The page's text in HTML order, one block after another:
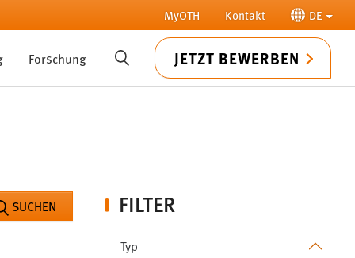
MyOTH Kontakt DE
Forschung SUCHE JETZT BEWERBEN
FILTER
Typ
SUCHEN